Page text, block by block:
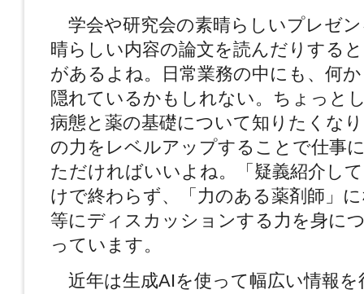
学会や研究会の素晴らしいプレゼ
晴らしい内容の論文を読んだりする
があるよね。日常業務の中にも、何
隠れているかもしれない。ちょっと
病態と薬の基礎について知りたくな
の力をレベルアップすることで仕事
ただければいいよね。「疑義紹介し
けで終わらず、「力のある薬剤師」
等にディスカッションする力を身に
っています。
近年は生成AIを使って幅広い情報を